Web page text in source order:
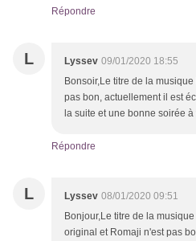
Répondre
L Lyssev 09/01/2020 18:55
Bonsoir,Le titre de la
pas bon, actuellement il est
la suite et une bonne soirée à
Répondre
L Lyssev 08/01/2020 09:51
Bonjour,Le titre de la
original et Romaji n'est pas